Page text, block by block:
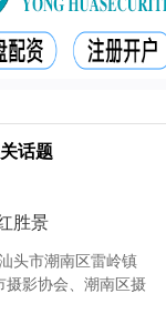
话题
胜景
头市潮南区雷岭镇
摄影协会、潮南区摄